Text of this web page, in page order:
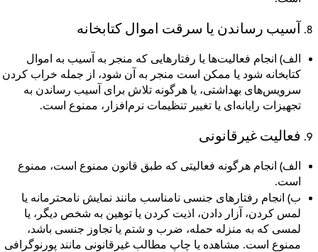
آسیب رساندن یا سرقت اموال کتابخانه
الف) انجام فعالیت‌ها یا رفتارهایی که منجر به آسیب به اموال
کتابخانه شود یا ممکن است منجر به آن شود، از جمله خراب کردن
سرویس‌های بهداشتی، یا هرگونه تلاش برای آسیب رساندن به
تجهیزات رایانه‌ای یا تغییر تنظیمات نرم‌افزار، ممنوع است.
فعالیت غیرقانونی
الف) انجام هرگونه فعالیتی که طبق قانون ممنوع است، ممنوع
است.
ب) انجام رفتارهای جنسی نامناسب مانند نمایش نامحترمانه یا
لمس کردن، آزار دادن، اذیت کردن یا توهین به شخص دیگر، یا
لمسی که به منزله حمله، ضرب و شتم یا تجاوز جنسی باشد،
ممنوع است. مشاهده یا چاپ مطالب غیرقانونی مانند پورنوگرافی